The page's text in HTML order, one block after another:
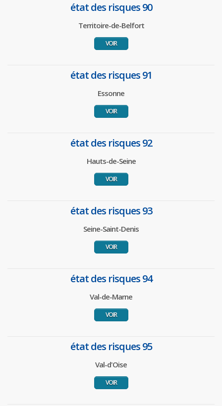
état des risques 90
Territoire-de-Belfort
VOIR
état des risques 91
Essonne
VOIR
état des risques 92
Hauts-de-Seine
VOIR
état des risques 93
Seine-Saint-Denis
VOIR
état des risques 94
Val-de-Marne
VOIR
état des risques 95
Val-d'Oise
VOIR